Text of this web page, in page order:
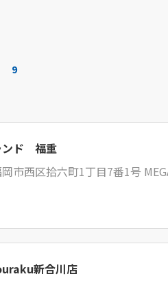
9
ンド 福重
市西区拾六町1丁目7番1号
新合川店